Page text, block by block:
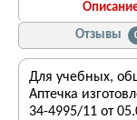
Отзывы
Для учебных,
Аптечка
34-4995/11 от